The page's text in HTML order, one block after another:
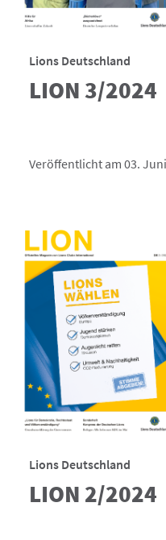
Lions Deutschland
LION 3/2024
Veröffentlicht am 03.
Lions Deutschland
LION 2/2024